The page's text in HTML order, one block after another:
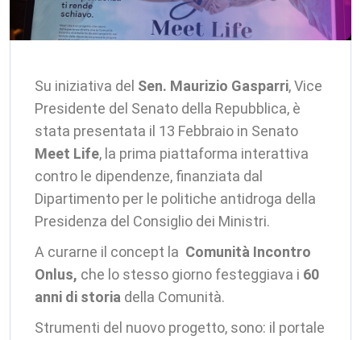
Su iniziativa del Sen. Maurizio Gasparri, Vice
Presidente del Senato della Repubblica, è
stata presentata il 13 Febbraio in Senato
Meet Life, la prima piattaforma interattiva
contro le dipendenze, finanziata dal
Dipartimento per le politiche antidroga della
Presidenza del Consiglio dei Ministri.
A curarne il concept la Comunità Incontro
Onlus, che lo stesso giorno festeggiava i 60
anni di storia della Comunità.
Strumenti del nuovo progetto, sono: il portale